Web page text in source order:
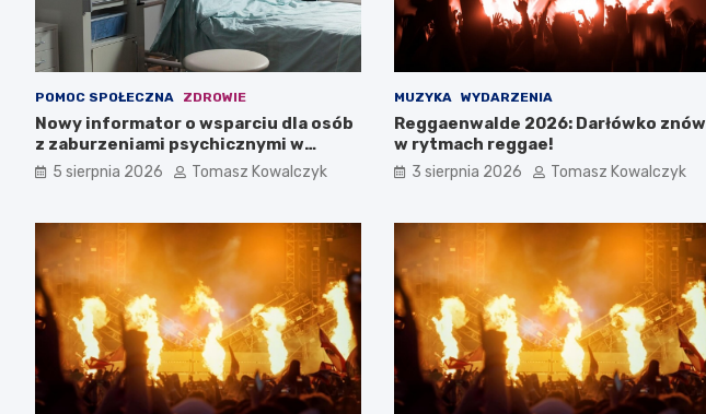
POMOC SPOŁECZNA ZDROWIE
Nowy informator o wsparciu dla osób
z zaburzeniami psychicznymi w
Zachodniopomorskiem na 2026 rok
5 sierpnia 2026 Tomasz Kowalczyk
MUZYKA WYDARZENIA
Reggaenwalde 2026: Darłówko znów
w rytmach reggae!
3 sierpnia 2026 Tomasz Kowalczyk